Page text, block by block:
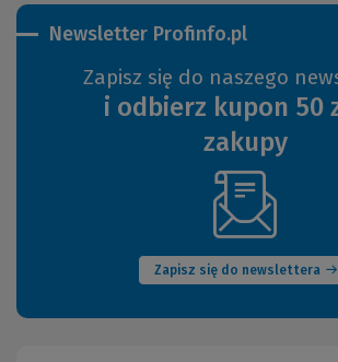
Newsletter Profinfo.pl
Zapisz się do naszego
i odbierz kupon 50
zakupy
Zapisz się do newslettera
(Nowe
okno)